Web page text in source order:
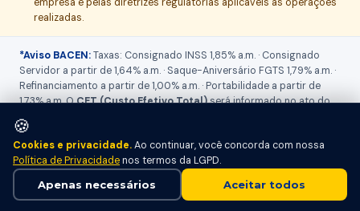
realizadas.
*Aviso BACEN:Taxas: Consignado INSS 1,85% a.m. · Consignado
Servidor a partir de 1,64% a.m. · Saque-Aniversário FGTS 1,79% a.m. ·
Refinanciamento a partir de 1,00% a.m. · Portabilidade a partir de
1,73% a.m. OCET (Custo Efetivo Total)será informado no ato do
atendimento, pois varia conforme produto, prazo, valor contratado,
IOF, seguros, tarifas e perfil de crédito. Operações sujeitas a análise
e aprovação pelo Banco do Brasil S.A. Informações sobre tarifas,
IOF, seguros e demais encargos disponíveis na proposta final.
Todas as operações são realizadas pelo Banco do Brasil S.A. (CNPJ
00.000.000/0001-91). Conforme Resolução BCB nº 4.881/2020.
🍪
Cookies e privacidade.Ao continuar, você concorda com nossa
Política de Privacidadenos termos da LGPD.
Apenas necessários
Aceitar todos